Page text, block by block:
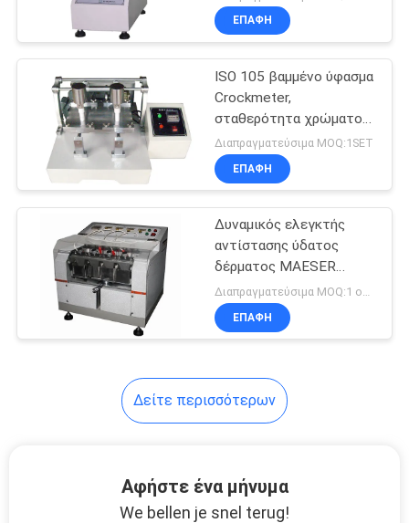
Εξοπλισμός
δοκιμής
υποδημάτων
Εξοπλισμό δοκιμών
δερμάτινων ειδών
εκτατός
δοκιμής
χρώματος τρίβοντας
μπρος πίσω δέρματος
ΕΠΑΦΉ
ISO 105 βαμμένο ύφασμα
Crockmeter,
σταθερότητα χρώματος
δέρματος στο τρίψιμο
του ελεγκτή
Διαπραγματεύσιμα MOQ:1SET
ΕΠΑΦΉ
Δυναμικός ελεγκτής
αντίστασης ύδατος
δέρματος MAESER
ανωτέρων παπουτσιών
με 6 σταθμούς για ASTM
D2099
Διαπραγματεύσιμα MOQ:1 ομάδα
ΕΠΑΦΉ
Δείτε περισσότερων
Αφήστε ένα μήνυμα
We bellen je snel terug!